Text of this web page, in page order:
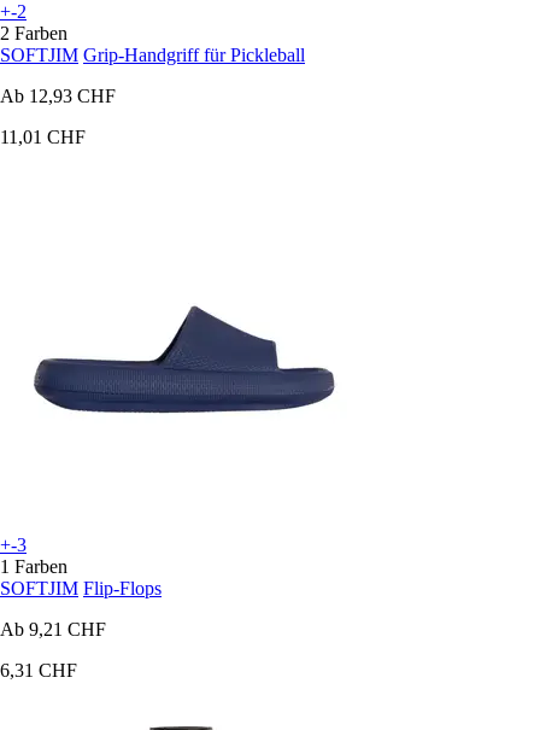
+-2
2 Farben
SOFTJIM Grip-Handgriff für Pickleball
Ab 12,93 CHF
11,01 CHF
+-3
1 Farben
SOFTJIM Flip-Flops
Ab 9,21 CHF
6,31 CHF